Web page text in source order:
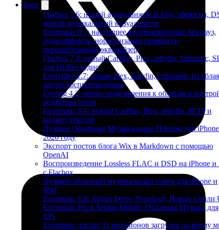
Блог
Flacbox 7.6: новый аудиодвижок BASS, эффекты,
живой музыкальный визуализатор
Evermusic 8.7: настоящее воспроизведение без пауз,
аудиоэффекты, нормализация громкости,
переработанный эквалайзер
Flacbox 7.4: новый CarPlay, Plex, Jellyfin, Subsonic,
для Hi-Res-аудио
Evervideo 1.7: новые Plex, Jellyfin, стриминг из
жесты воспроизведения
Evertag 4.2: новые подключения к облакам и
редактора тегов
Evermusic 8.6: новый CarPlay, Plex, Jellyfin, SFTP и
виджет текстов
Лучшие Облачные Музыкальные Плееры для
2026 году
Экспорт постов блога Wix в Markdown с помощью
OpenAI
Воспроизведение Lossless FLAC и DSD на iPhone и
с Flacbox
Лучший облачный музыкальный плеер для iPhone и
iPad
Evermusic 6.8: Aliyun Drive, Synology, Новые Стили
Evermusic Pro в Setapp Mobile: Облачная Музыка для
iOS
Evermusic достиг 11 миллионов загрузок по всему